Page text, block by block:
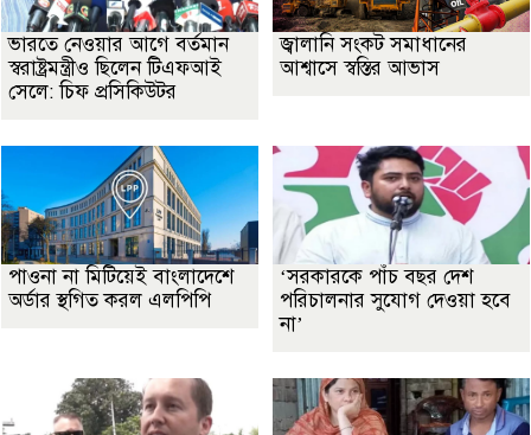
ভারতে নেওয়ার আগে বর্তমান
স্বরাষ্ট্রমন্ত্রীও ছিলেন টিএফআই
সেলে: চিফ প্রসিকিউটর
জ্বালানি সংকট সমাধানের
আশ্বাসে স্বস্তির আভাস
পাওনা না মিটিয়েই বাংলাদেশে
অর্ডার স্থগিত করল এলপিপি
‘সরকারকে পাঁচ বছর দেশ
পরিচালনার সুযোগ দেওয়া হবে
না’